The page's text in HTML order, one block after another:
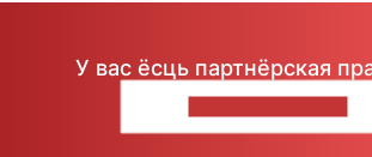
У вас ёсць партнёрская